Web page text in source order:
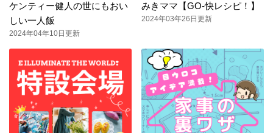
ケンティー健人の世にもおい
しい一人飯
2024年04年10日更新
みきママ【GO-快レシピ！】
2024年03年26日更新